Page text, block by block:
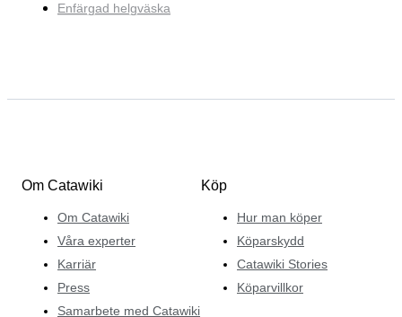
Enfärgad helgväska
Om Catawiki
Om Catawiki
Våra experter
Karriär
Press
Samarbete med Catawiki
Köp
Hur man köper
Köparskydd
Catawiki Stories
Köparvillkor